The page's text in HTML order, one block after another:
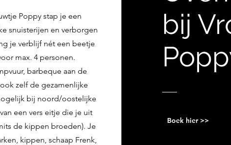
Poppy stap je een
snuisterijen en verborgen
je verblijf nét een beetje
max. 4 personen.
barbeque aan de
zelf de gezamenlijke
bij noord/oostelijke
een vers eitje die je uit
de kippen broeden). Je
kippen, schaap Frenk,
bij
Boek hier >>